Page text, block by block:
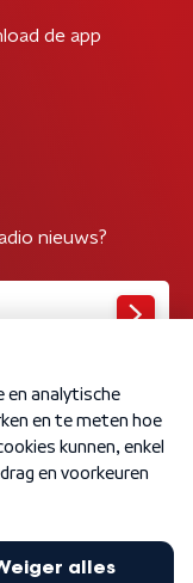
de app
nieuws?